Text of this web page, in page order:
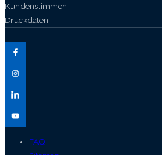
Kundenstimmen
Druckdaten
FAQ